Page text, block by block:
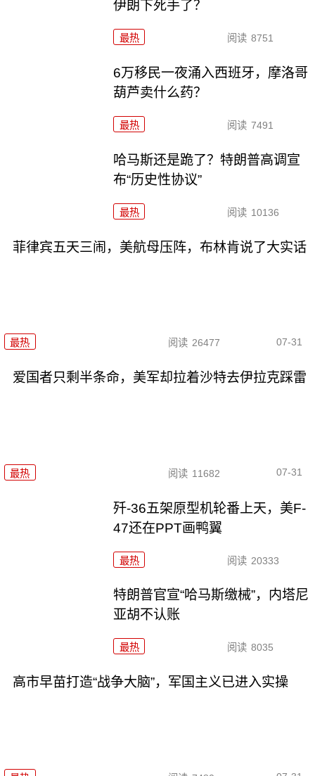
伊朗下死手了？
最热 阅读 8751
6万移民一夜涌入西班牙，摩洛哥
葫芦卖什么药？
最热 阅读 7491
哈马斯还是跪了？特朗普高调宣
布“历史性协议”
最热 阅读 10136
菲律宾五天三闹，美航母压阵，布林肯说了大实话
最热 阅读 26477 07-31
爱国者只剩半条命，美军却拉着沙特去伊拉克踩雷
最热 阅读 11682 07-31
歼-36五架原型机轮番上天，美F-
47还在PPT画鸭翼
最热 阅读 20333
特朗普官宣“哈马斯缴械”，内塔尼
亚胡不认账
最热 阅读 8035
高市早苗打造“战争大脑”，军国主义已进入实操